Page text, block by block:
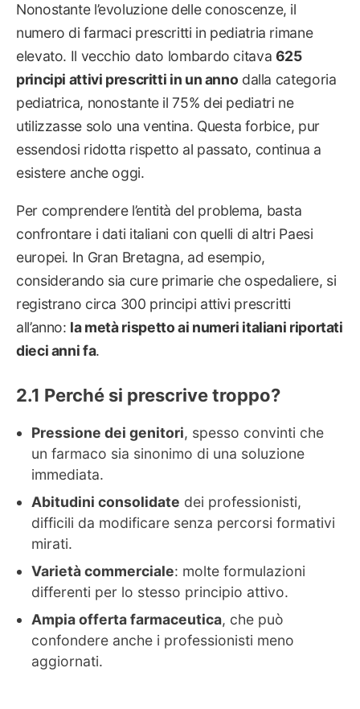
Nonostante l’evoluzione delle conoscenze, il
numero di farmaci prescritti in pediatria rimane
elevato. Il vecchio dato lombardo citava 625
principi attivi prescritti in un anno dalla categoria
pediatrica, nonostante il 75% dei pediatri ne
utilizzasse solo una ventina. Questa forbice, pur
essendosi ridotta rispetto al passato, continua a
esistere anche oggi.
Per comprendere l’entità del problema, basta
confrontare i dati italiani con quelli di altri Paesi
europei. In Gran Bretagna, ad esempio,
considerando sia cure primarie che ospedaliere, si
registrano circa 300 principi attivi prescritti
all’anno: la metà rispetto ai numeri italiani riportati
dieci anni fa.
Perché si prescrive troppo?
Pressione dei genitori, spesso convinti che
un farmaco sia sinonimo di una soluzione
immediata.
Abitudini consolidate dei professionisti,
difficili da modificare senza percorsi formativi
mirati.
Varietà commerciale: molte formulazioni
differenti per lo stesso principio attivo.
Ampia offerta farmaceutica, che può
confondere anche i professionisti meno
aggiornati.